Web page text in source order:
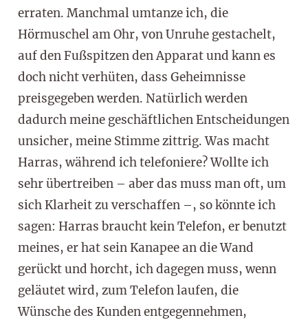
erraten. Manchmal umtanze ich, die
Hörmuschel am Ohr, von Unruhe gestachelt,
auf den Fußspitzen den Apparat und kann es
doch nicht verhüten, dass Geheimnisse
preisgegeben werden. Natürlich werden
dadurch meine geschäftlichen Entscheidungen
unsicher, meine Stimme zittrig. Was macht
Harras, während ich telefoniere? Wollte ich
sehr übertreiben – aber das muss man oft, um
sich Klarheit zu verschaffen –, so könnte ich
sagen: Harras braucht kein Telefon, er benutzt
meines, er hat sein Kanapee an die Wand
gerückt und horcht, ich dagegen muss, wenn
geläutet wird, zum Telefon laufen, die
Wünsche des Kunden entgegennehmen,